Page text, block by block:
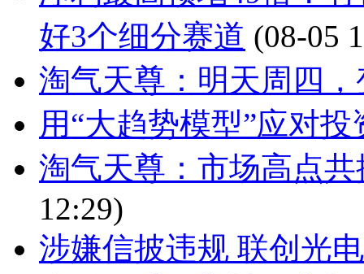
好3个细分赛道 (08-05
淘气天尊：明天周四
用“大趋势模型”应对
淘气天尊：市场高点
12:29)
涉嫌信披违规 联创光